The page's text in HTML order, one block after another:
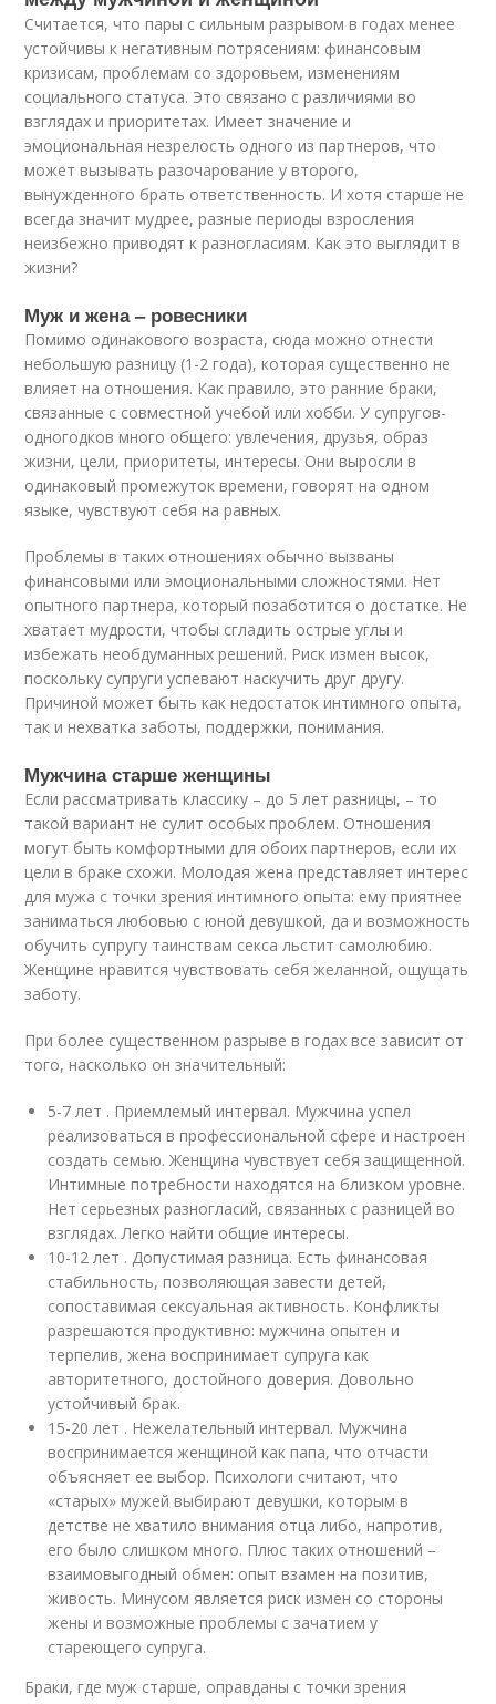
Считается, что пары с сильным разрывом в годах менее
устойчивы к негативным потрясениям: финансовым
кризисам, проблемам со здоровьем, изменениям
социального статуса. Это связано с различиями во
взглядах и приоритетах. Имеет значение и
эмоциональная незрелость одного из партнеров, что
может вызывать разочарование у второго,
вынужденного брать ответственность. И хотя старше не
всегда значит мудрее, разные периоды взросления
неизбежно приводят к разногласиям. Как это выглядит в
жизни?
Муж и жена – ровесники
Помимо одинакового возраста, сюда можно отнести
небольшую разницу (1-2 года), которая существенно не
влияет на отношения. Как правило, это ранние браки,
связанные с совместной учебой или хобби. У супругов-
одногодков много общего: увлечения, друзья, образ
жизни, цели, приоритеты, интересы. Они выросли в
одинаковый промежуток времени, говорят на одном
языке, чувствуют себя на равных.
Проблемы в таких отношениях обычно вызваны
финансовыми или эмоциональными сложностями. Нет
опытного партнера, который позаботится о достатке. Не
хватает мудрости, чтобы сгладить острые углы и
избежать необдуманных решений. Риск измен высок,
поскольку супруги успевают наскучить друг другу.
Причиной может быть как недостаток интимного опыта,
так и нехватка заботы, поддержки, понимания.
Мужчина старше женщины
Если рассматривать классику – до 5 лет разницы, – то
такой вариант не сулит особых проблем. Отношения
могут быть комфортными для обоих партнеров, если их
цели в браке схожи. Молодая жена представляет интерес
для мужа с точки зрения интимного опыта: ему приятнее
заниматься любовью с юной девушкой, да и возможность
обучить супругу таинствам секса льстит самолюбию.
Женщине нравится чувствовать себя желанной, ощущать
заботу.
При более существенном разрыве в годах все зависит от
того, насколько он значительный:
5-7 лет . Приемлемый интервал. Мужчина успел
реализоваться в профессиональной сфере и настроен
создать семью. Женщина чувствует себя защищенной.
Интимные потребности находятся на близком уровне.
Нет серьезных разногласий, связанных с разницей во
взглядах. Легко найти общие интересы.
10-12 лет . Допустимая разница. Есть финансовая
стабильность, позволяющая завести детей,
сопоставимая сексуальная активность. Конфликты
разрешаются продуктивно: мужчина опытен и
терпелив, жена воспринимает супруга как
авторитетного, достойного доверия. Довольно
устойчивый брак.
15-20 лет . Нежелательный интервал. Мужчина
воспринимается женщиной как папа, что отчасти
объясняет ее выбор. Психологи считают, что
«старых» мужей выбирают девушки, которым в
детстве не хватило внимания отца либо, напротив,
его было слишком много. Плюс таких отношений –
взаимовыгодный обмен: опыт взамен на позитив,
живость. Минусом является риск измен со стороны
жены и возможные проблемы с зачатием у
стареющего супруга.
Браки, где муж старше, оправданы с точки зрения